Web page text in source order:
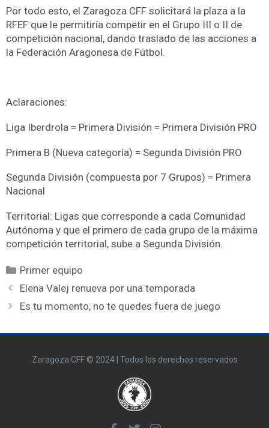
Por todo esto, el Zaragoza CFF solicitará la plaza a la
RFEF que le permitiría competir en el Grupo III o II de
competición nacional, dando traslado de las acciones a
la Federación Aragonesa de Fútbol.
Aclaraciones:
Liga Iberdrola = Primera División = Primera División PRO
Primera B (Nueva categoría) = Segunda División PRO
Segunda División (compuesta por 7 Grupos) = Primera
Nacional
Territorial: Ligas que corresponde a cada Comunidad
Autónoma y que el primero de cada grupo de la máxima
competición territorial, sube a Segunda División.
Primer equipo
Elena Valej renueva por una temporada
Es tu momento, no te quedes fuera de juego
Zaragoza CFF © 2024 | Todos los derechos reservados